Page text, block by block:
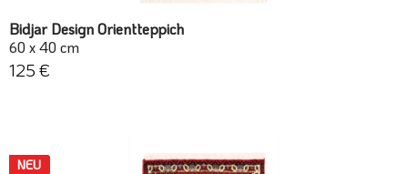
Bidjar Design Orientteppich
60 x 40 cm
125 €
NEU